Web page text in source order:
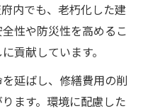
内でも、老朽化した建
性や防災性を高めるこ
貢献しています。
延ばし、修繕費用の削
ます。環境に配慮した